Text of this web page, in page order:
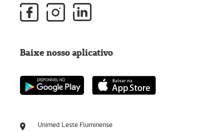
Unimed Leste Fluminense
Baixe nosso aplicativo